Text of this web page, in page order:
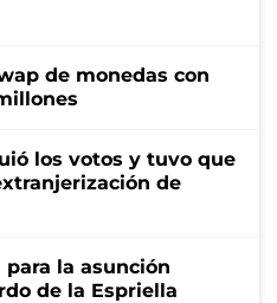
de monedas con
los votos y tuvo que
de
la asunción
de la Espriella